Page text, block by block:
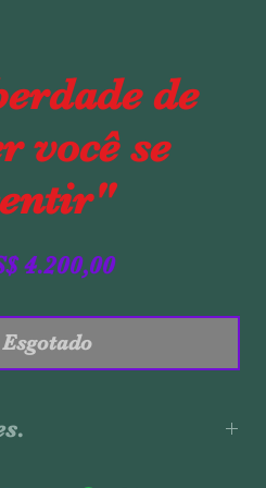
de
você se
4.200,00Preço
Esgotado